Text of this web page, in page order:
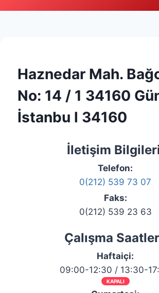
Haznedar Mah.
No: 14 / 1 34160
İstanbu l 34160
İletişim
Telefon:
0(212) 539 73 07
Faks:
0(212) 539 23 63
Çalışma
Haftaiçi:
09:00-12:30 / 13:30-
KAPALI